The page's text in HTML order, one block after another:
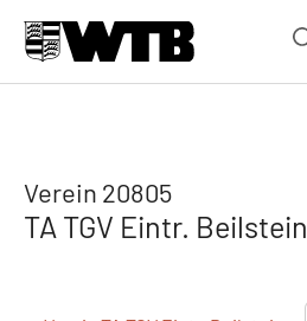
Verein 20805
TA TGV Eintr. Beilstein